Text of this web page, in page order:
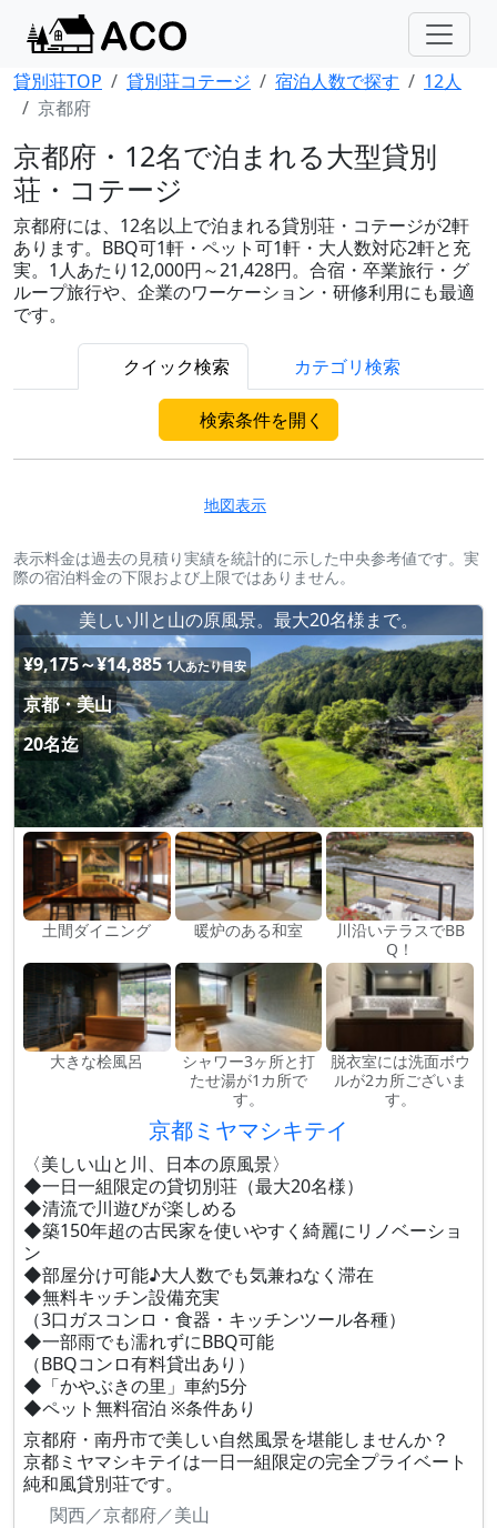
貸別荘TOP 貸別荘コテージ 宿泊人数で探す
12人
京都府
京都府・12名で泊まれる大型貸別
荘・コテージ
京都府には、12名以上で泊まれる貸別荘・コテージが2軒
あります。BBQ可1軒・ペット可1軒・大人数対応2軒と充
実。1人あたり12,000円～21,428円。合宿・卒業旅行・グ
ループ旅行や、企業のワーケーション・研修利用にも最適
です。
クイック検索 カテゴリ検索
検索条件を開く
地図表示
表示料金は過去の見積り実績を統計的に示した中央参考値です。実
際の宿泊料金の下限および上限ではありません。
美しい川と山の原風景。最大20名様まで。
¥9,175～¥14,885 1人あたり目安
京都・美山
20名迄
土間ダイニング 暖炉のある和室
川沿いテラスでBB
Q！
大きな桧風呂
シャワー3ヶ所と打
たせ湯が1カ所で
す。
脱衣室には洗面ボウ
ルが2カ所ございま
す。
京都ミヤマシキテイ
〈美しい山と川、日本の原風景〉
◆一日一組限定の貸切別荘（最大20名様）
◆清流で川遊びが楽しめる
◆築150年超の古民家を使いやすく綺麗にリノベーショ
ン
◆部屋分け可能♪大人数でも気兼ねなく滞在
◆無料キッチン設備充実
（3口ガスコンロ・食器・キッチンツール各種）
◆一部雨でも濡れずにBBQ可能
（BBQコンロ有料貸出あり）
◆「かやぶきの里」車約5分
◆ペット無料宿泊 ※条件あり
京都府・南丹市で美しい自然風景を堪能しませんか？
京都ミヤマシキテイは一日一組限定の完全プライベート
純和風貸別荘です。
関西／京都府／美山